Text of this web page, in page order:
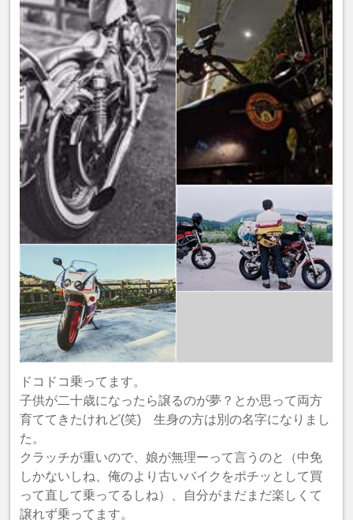
ドコドコ乗ってます。
子供が二十歳になったら譲るのが夢？とか思って両方
育ててきたけれど(笑) 生身の方は別の名字になりまし
た。
クラッチが重いので、娘が無理ーって言うのと（中免
しかないしね、俺のより古いバイクをポチッとして買
って直して乗ってるしね）、自分がまだまだ楽しくて
譲れず乗ってます。